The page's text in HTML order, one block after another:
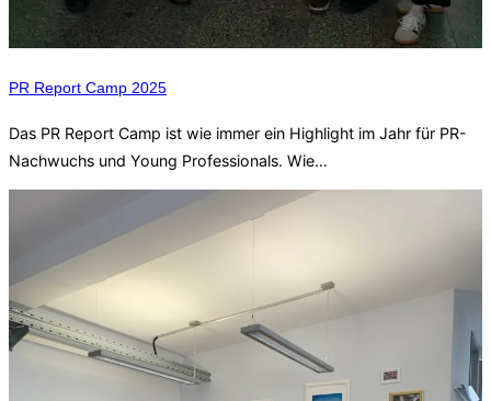
PR Report Camp 2025
Das PR Report Camp ist wie immer ein Highlight im Jahr für PR-
Nachwuchs und Young Professionals. Wie…